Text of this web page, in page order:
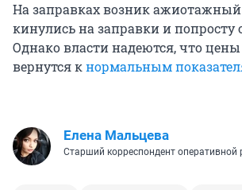
На заправках возник
кинулись на заправки и попросту
Однако власти надеются, что
вернутся кнормальным
Елена Мальцева
Старший корреспондент оперативной